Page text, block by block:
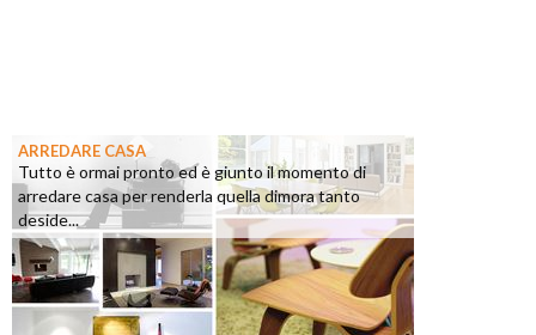
ARREDARE CASA
Tutto è ormai pronto ed è giunto il momento di
arredare casa per renderla quella dimora tanto
deside...